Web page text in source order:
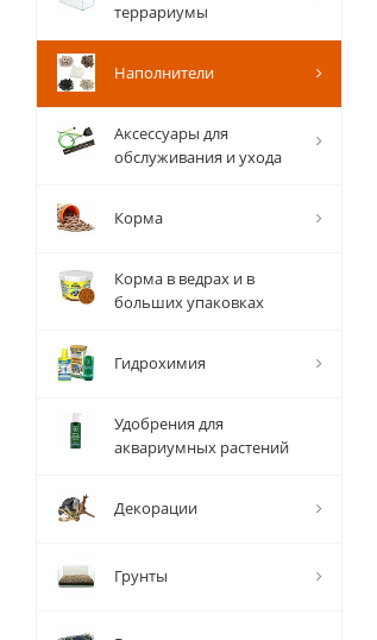
террариумы
Наполнители
Аксессуары для
обслуживания и ухода
Корма
Корма в ведрах и в
больших упаковках
Гидрохимия
Удобрения для
аквариумных растений
Декорации
Грунты